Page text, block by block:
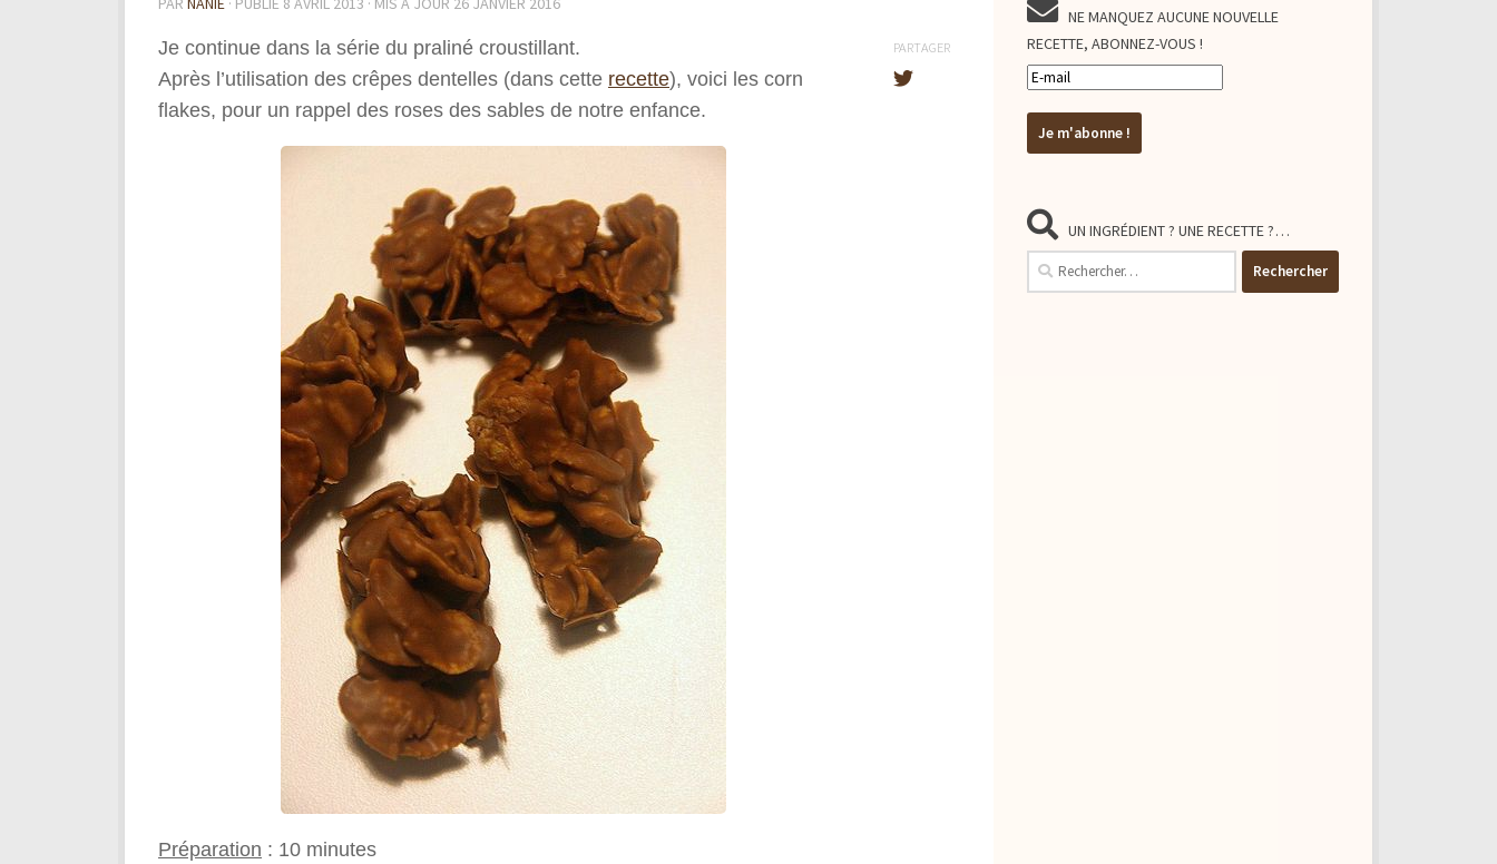
Je continue dans la série du praliné croustillant.
Après l’utilisation des crêpes dentelles (dans cette recette), voici les corn
flakes, pour un rappel des roses des sables de notre enfance.
Préparation : 10 minutes
PARTAGER
NE MANQUEZ AUCUNE NOUVELLE
RECETTE, ABONNEZ-VOUS !
UN INGRÉDIENT ? UNE RECETTE ?…
Rechercher :